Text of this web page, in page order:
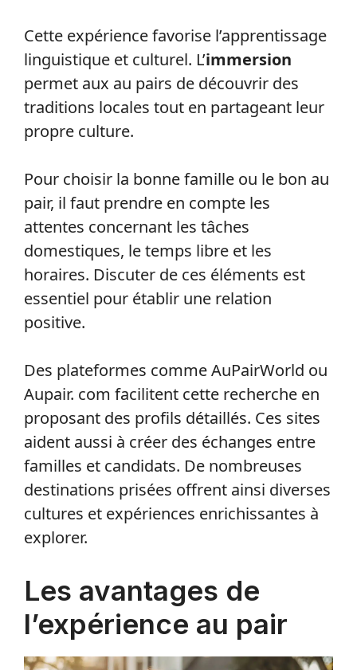
Cette expérience favorise l’apprentissage
linguistique et culturel. L’immersion
permet aux au pairs de découvrir des
traditions locales tout en partageant leur
propre culture.
Pour choisir la bonne famille ou le bon au
pair, il faut prendre en compte les
attentes concernant les tâches
domestiques, le temps libre et les
horaires. Discuter de ces éléments est
essentiel pour établir une relation
positive.
Des plateformes comme AuPairWorld ou
Aupair. com facilitent cette recherche en
proposant des profils détaillés. Ces sites
aident aussi à créer des échanges entre
familles et candidats. De nombreuses
destinations prisées offrent ainsi diverses
cultures et expériences enrichissantes à
explorer.
Les avantages de
l’expérience au pair